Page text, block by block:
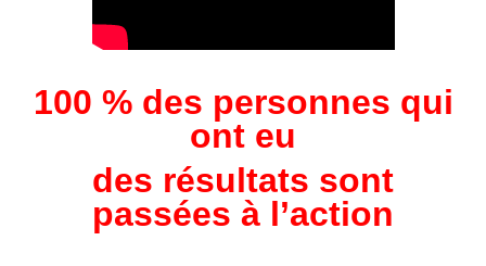
100 % des personnes qui
ont eu
des résultats sont
passées à l’action